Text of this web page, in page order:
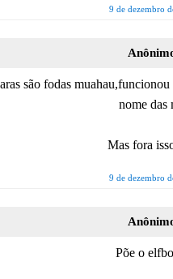
9 de dezembro
são fodas
nome das
Mas fora
9 de dezembro
Põe o